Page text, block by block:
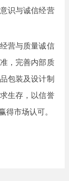
识与诚信经营
营与质量诚信
，完善内部质
包装及设计制
生存，以信誉
市场认可。